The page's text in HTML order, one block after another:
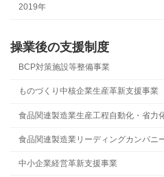
2019年
操業後の支援制度
BCP対策施設等整備事業
ものづくり中核企業生産革新支援事業
食品関連製造業生産工程自動化・省力
食品関連製造業リーディングカンパニ
中小企業経営革新支援事業